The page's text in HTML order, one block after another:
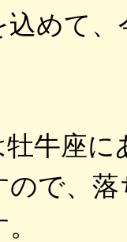
込めて
牛座に
ので、